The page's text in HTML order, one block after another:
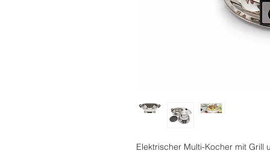
Elektrischer Multi-Kocher mit Grill